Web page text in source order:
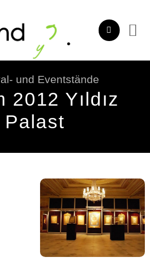
und Eventstände
2012 Yıldız
Palast